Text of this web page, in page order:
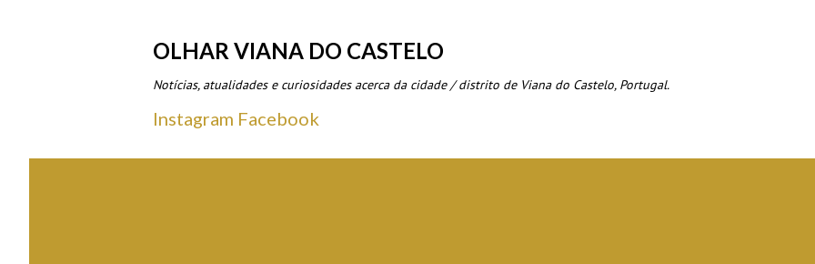
OLHAR VIANA DO CASTELO
Notícias, atualidades e curiosidades acerca da cidade / distrito de Viana do Castelo, Portugal.
Instagram Facebook